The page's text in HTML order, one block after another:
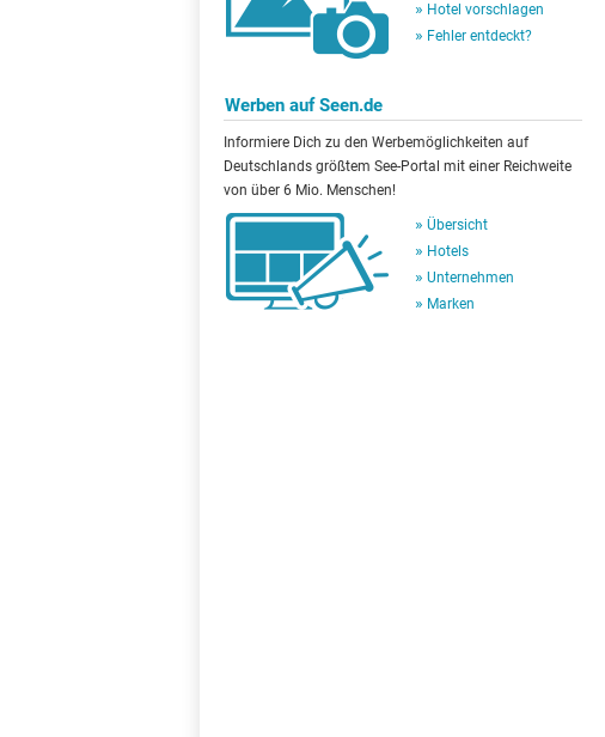
Hotel vorschlagen
Fehler entdeckt?
Werben auf Seen.de
Informiere Dich zu den Werbemöglichkeiten auf
Deutschlands größtem See-Portal mit einer Reichweite
von über 6 Mio. Menschen!
Übersicht
Hotels
Unternehmen
Marken